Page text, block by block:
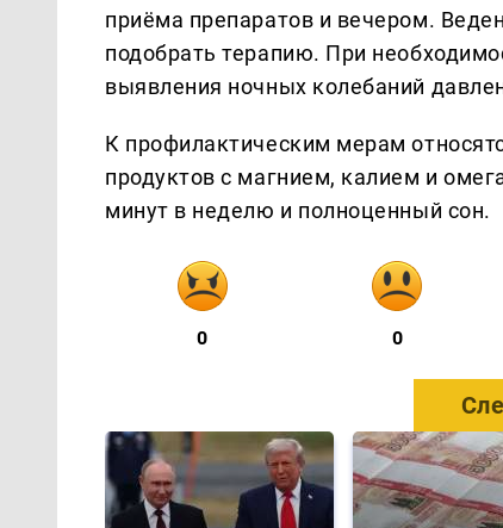
приёма препаратов и вечером.
подобрать терапию. При
выявления ночных колебаний
К профилактическим мерам
продуктов с магнием, калием и
минут в неделю и полноценный сон.
0 0